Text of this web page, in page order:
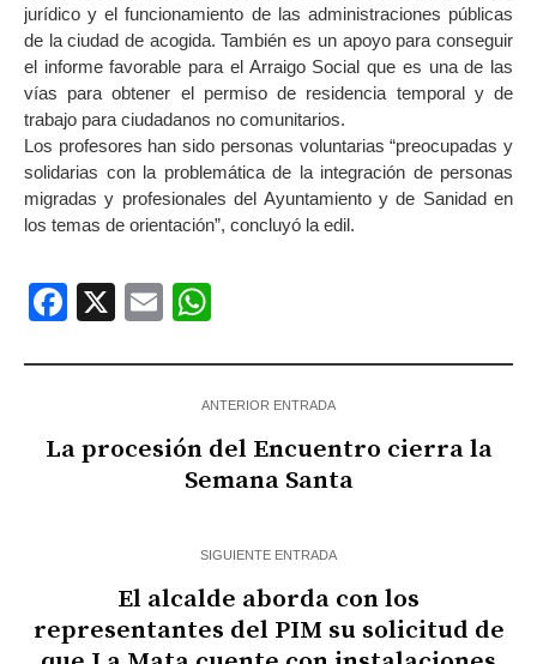
jurídico y el funcionamiento de las administraciones públicas
de la ciudad de acogida. También es un apoyo para conseguir
el informe favorable para el Arraigo Social que es una de las
vías para obtener el permiso de residencia temporal y de
trabajo para ciudadanos no comunitarios.
Los profesores han sido personas voluntarias “preocupadas y
solidarias con la problemática de la integración de personas
migradas y profesionales del Ayuntamiento y de Sanidad en
los temas de orientación”, concluyó la edil.
Facebook
X Email
ANTERIOR ENTRADA
La procesión del Encuentro cierra la
Semana Santa
SIGUIENTE ENTRADA
El alcalde aborda con los
representantes del PIM su solicitud de